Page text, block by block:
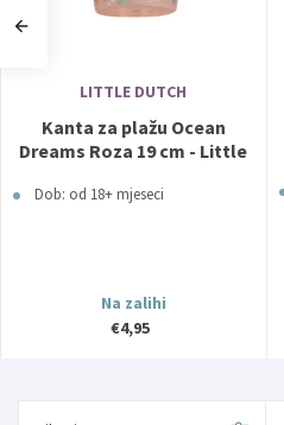
LITTLE DUTCH
Kanta za plažu Ocean
Dreams Roza 19 cm - Little
Dob: od 18+ mjeseci
Na zalihi
€4,95